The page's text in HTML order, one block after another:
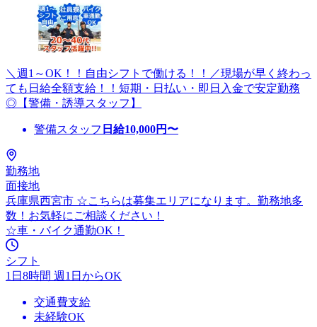
＼週1～OK！！自由シフトで働ける！！／現場が早く終わっ
ても日給全額支給！！短期・日払い・即日入金で安定勤務
◎【警備・誘導スタッフ】
警備スタッフ 日給10,000円〜
勤務地
面接地
兵庫県西宮市 ☆こちらは募集エリアになります。勤務地多
数！お気軽にご相談ください！
☆車・バイク通勤OK！
シフト
1日8時間 週1日からOK
交通費支給
未経験OK